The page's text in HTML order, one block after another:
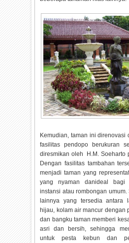
Kemudian, taman ini direnovasi
fasilitas pendopo berukuran
diresmikan oleh H.M. Soeharto
Dengan fasilitas tambahan
menjadi taman yang
yang nyaman danideal bagi
instansi atau rombongan
lainnya yang tersedia antara
hijau, kolam air mancur dengan
dan bangku taman memberi
asri dan bersih, sehingga
untuk pesta kebun dan